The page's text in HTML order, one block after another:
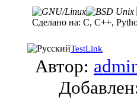
Сделано на: C, C++,
TestLink
Автор: